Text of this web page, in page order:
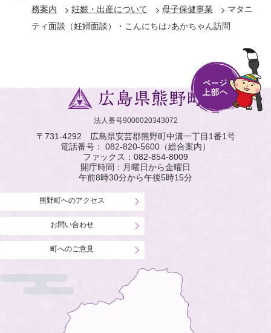
務案内
妊娠・出産について 母子保健事業
マタニ
ティ面談（妊婦面談）・こんにちは♪あかちゃん訪問
法人番号9000020343072
〒731-4292 広島県安芸郡熊野町中溝一丁目1番1号
電話番号： 082-820-5600 （総合案内）
ファックス： 082-854-8009
開庁時間：月曜日から金曜日
午前8時30分から午後5時15分
熊野町へのアクセス
お問い合わせ
町へのご意見